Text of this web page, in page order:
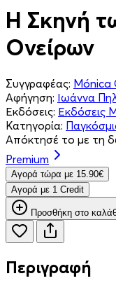
Η Σκηνή
Ονείρων
Συγγραφέας: Mónica
Αφήγηση: Ιωάννα
Εκδόσεις: Εκδόσεις
Κατηγορία:
Απόκτησέ το με τη
Premium
Aγορά τώρα με 15.90€
Aγορά με 1 Credit
Προσθήκη στο
Περιγραφή